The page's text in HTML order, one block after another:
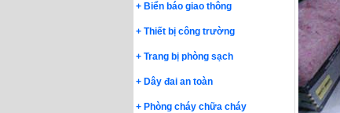
+ Biển báo giao thông
+ Thiết bị công trường
+ Trang bị phòng sạch
+ Dây đai an toàn
+ Phòng cháy chữa cháy